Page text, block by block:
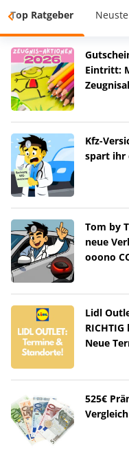
Top Ratgeber
Eintritt:
Kfz-
spart ihr
Tom by
neue
ooono
Lidl
Neue
525€
Vergleich